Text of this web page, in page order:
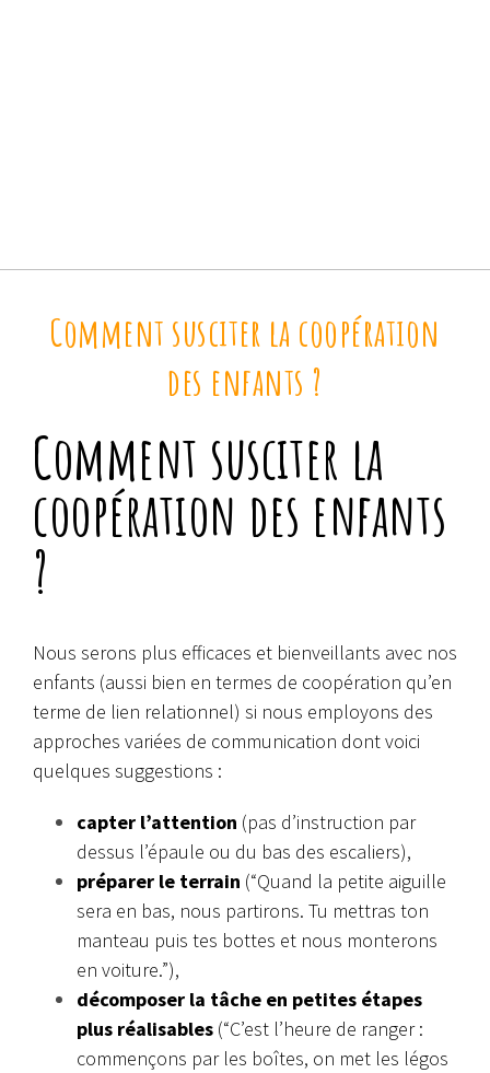
Comment susciter la coopération
des enfants ?
Comment susciter la
coopération des enfants
?
Nous serons plus efficaces et bienveillants avec nos
enfants (aussi bien en termes de coopération qu’en
terme de lien relationnel) si nous employons des
approches variées de communication dont voici
quelques suggestions :
capter l’attention (pas d’instruction par
dessus l’épaule ou du bas des escaliers),
préparer le terrain (“Quand la petite aiguille
sera en bas, nous partirons. Tu mettras ton
manteau puis tes bottes et nous monterons
en voiture.”),
décomposer la tâche en petites étapes
plus réalisables (“C’est l’heure de ranger :
commençons par les boîtes, on met les légos